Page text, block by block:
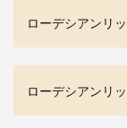
ローデシアンリ
ローデシアンリ